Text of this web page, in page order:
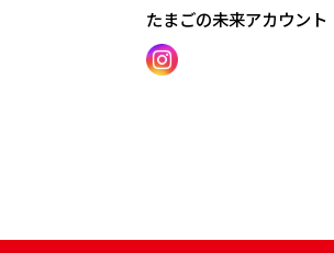
たまごの未来アカウント